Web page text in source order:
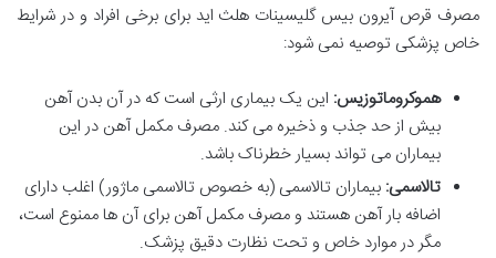
مصرف قرص آیرون بیس گلیسینات هلث اید برای برخی افراد و در شرایط
خاص پزشکی توصیه نمی شود:
هموکروماتوزیس: این یک بیماری ارثی است که در آن بدن آهن
بیش از حد جذب و ذخیره می کند. مصرف مکمل آهن در این
بیماران می تواند بسیار خطرناک باشد.
تالاسمی: بیماران تالاسمی (به خصوص تالاسمی ماژور) اغلب دارای
اضافه بار آهن هستند و مصرف مکمل آهن برای آن ها ممنوع است،
مگر در موارد خاص و تحت نظارت دقیق پزشک.